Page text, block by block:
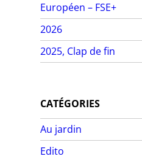
Européen – FSE+
2026
2025, Clap de fin
CATÉGORIES
Au jardin
Edito